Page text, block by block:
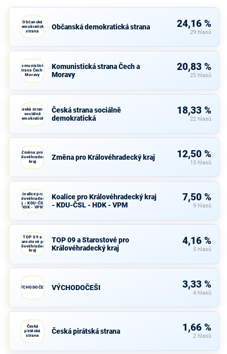
Občanská
demokratická
strana
Občanská demokratická strana 24,16 %
29 hlasů
Komunistická
strana Čech a
Moravy
Komunistická strana Čech a
Moravy
20,83 %
25 hlasů
Česká strana
sociálně
demokratická
Česká strana sociálně
demokratická
18,33 %
22 hlasů
Změna pro
Královéhradecký
kraj
Změna pro Královéhradecký kraj 12,50 %
15 hlasů
Koalice pro
Královéhradecký
kraj - KDU-ČSL -
HDK - VPM
Koalice pro Královéhradecký kraj
- KDU-ČSL - HDK - VPM
7,50 %
9 hlasů
TOP 09 a
Starostové pro
Královéhradecký
kraj
TOP 09 a Starostové pro
Královéhradecký kraj
4,16 %
5 hlasů
VÝCHODOČEŠI VÝCHODOČEŠI 3,33 %
4 hlasů
Česká
pirátská
strana
Česká pirátská strana 1,66 %
2 hlasů